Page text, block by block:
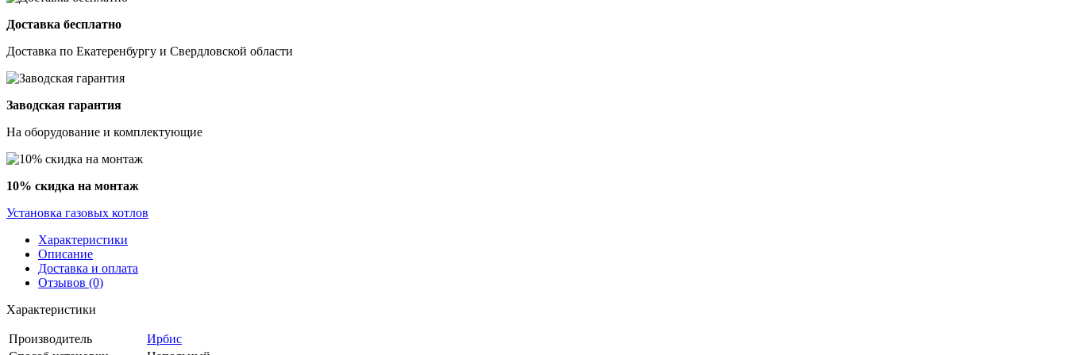
Доставка бесплатно
Доставка по Екатеренбургу и Свердловской области
Заводская гарантия
На оборудование и комплектующие
10% скидка на монтаж
Установка газовых котлов
Характеристики
Описание
Доставка и оплата
Отзывов (0)
Характеристики
Производитель
Ирбис